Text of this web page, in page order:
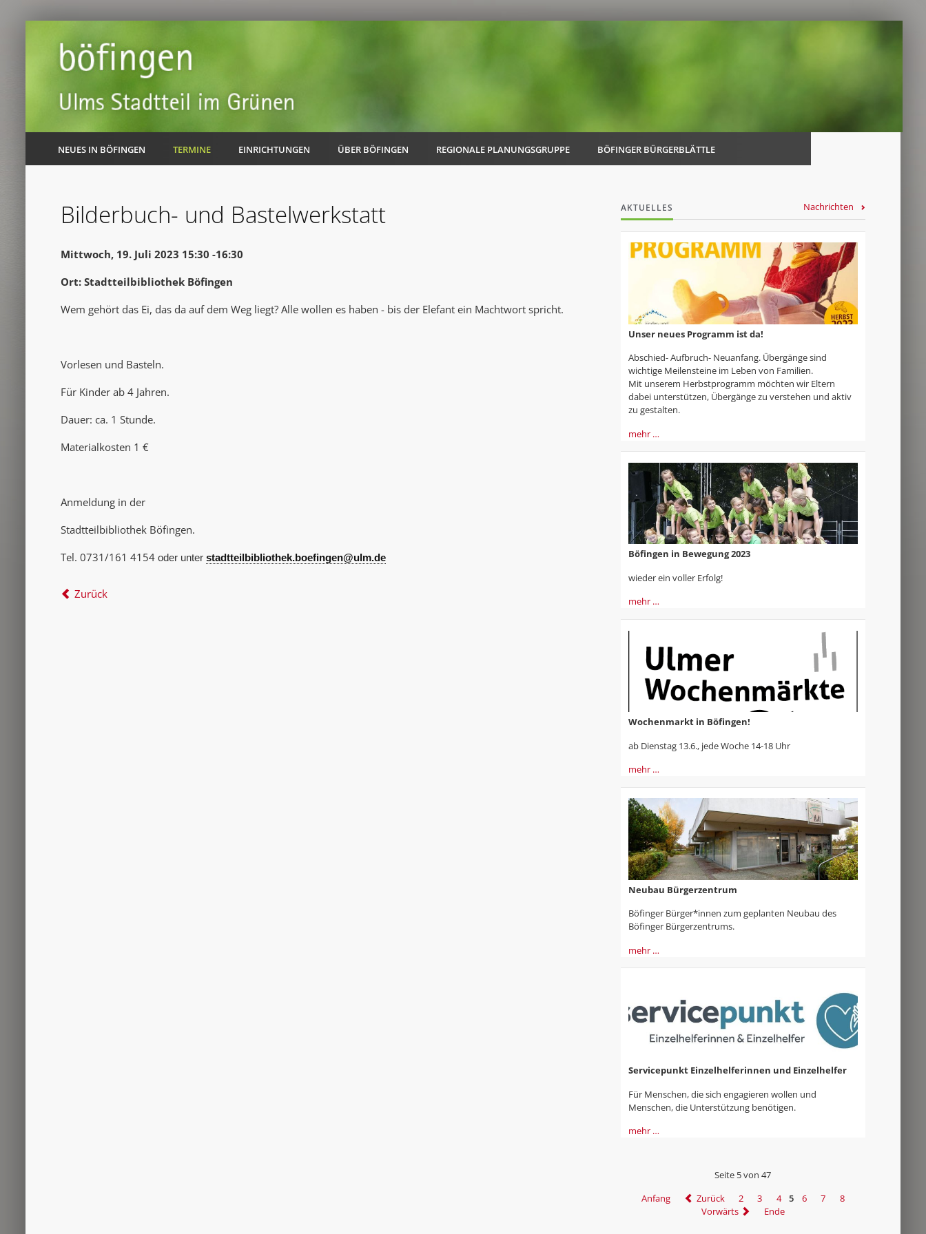
NEUES IN BÖFINGEN TERMINE EINRICHTUNGEN ÜBER BÖFINGEN REGIONALE PLANUNGSGRUPPE
AK Internet
BÖFINGER BÜRGERBLÄTTLE
Bilderbuch- und Bastelwerkstatt
Mittwoch, 19. Juli 2023 15:30 -16:30
Ort: Stadtteilbibliothek Böfingen
Wem gehört das Ei, das da auf dem Weg liegt? Alle wollen es haben - bis der Elefant ein Machtwort spricht.
Vorlesen und Basteln.
Für Kinder ab 4 Jahren.
Dauer: ca. 1 Stunde.
Materialkosten 1 €
Anmeldung in der
Stadtteilbibliothek Böfingen.
Tel. 0731/161 4154 oder unter stadtteilbibliothek.boefingen@ulm.de
Zurück
AKTUELLES Nachrichten
Unser neues Programm ist da!
Abschied- Aufbruch- Neuanfang. Übergänge sind
wichtige Meilensteine im Leben von Familien.
Mit unserem Herbstprogramm möchten wir Eltern
dabei unterstützen, Übergänge zu verstehen und aktiv
zu gestalten.
mehr …
Böfingen in Bewegung 2023
wieder ein voller Erfolg!
mehr …
Wochenmarkt in Böfingen!
ab Dienstag 13.6., jede Woche 14-18 Uhr
mehr …
Neubau Bürgerzentrum
Böfinger Bürger*innen zum geplanten Neubau des
Böfinger Bürgerzentrums.
mehr …
Servicepunkt Einzelhelferinnen und Einzelhelfer
Für Menschen, die sich engagieren wollen und
Menschen, die Unterstützung benötigen.
mehr …
Seite 5 von 47
Anfang
Zurück 2 3 4 5 6 7
8
Vorwärts
Ende